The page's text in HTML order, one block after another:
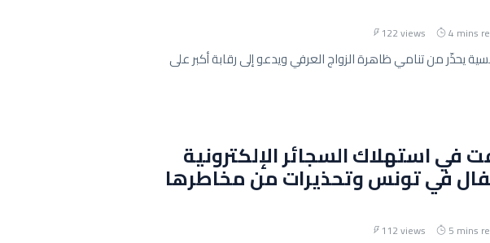
4 mins
122 views
يحذّر من تنامي ظاهرة الزواج العرفي ويدعو إلى رقابة أكبر على
في استهلاك السجائر الإلكترونية
في تونس وتحذيرات من مخاطرها
5 mins
112 views